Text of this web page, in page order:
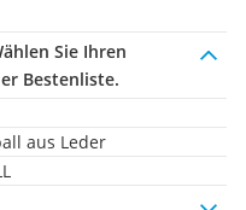
Sie Ihren
Bestenliste.
aus Leder